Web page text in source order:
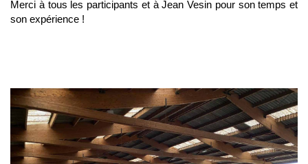
Merci à tous les participants et à Jean Vesin pour son temps et
son expérience !